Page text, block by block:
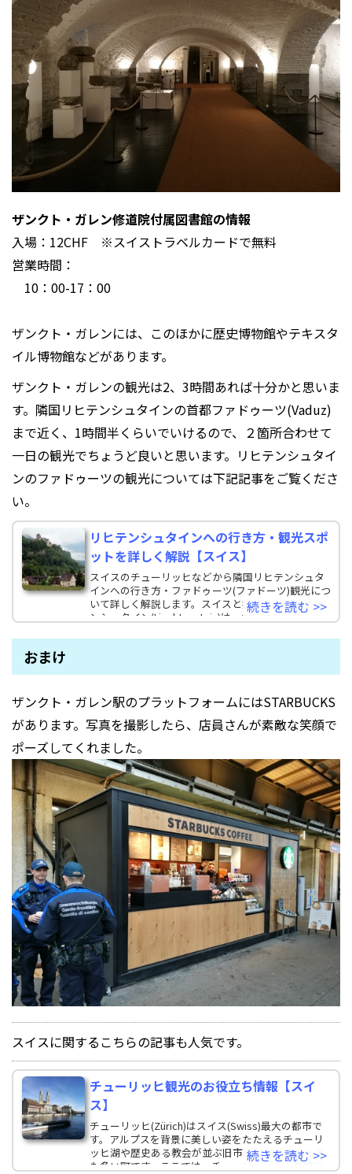
ザンクト・ガレン修道院付属図書館の情報
入場：12CHF ※スイストラベルカードで無料
営業時間：
10：00-17：00
ザンクト・ガレンには、このほかに歴史博物館やテキスタ
イル博物館などがあります。
ザンクト・ガレンの観光は2、3時間あれば十分かと思いま
す。隣国リヒテンシュタインの首都ファドゥーツ(Vaduz)
まで近く、1時間半くらいでいけるので、２箇所合わせて
一日の観光でちょうど良いと思います。リヒテンシュタイ
ンのファドゥーツの観光については下記記事をご覧くださ
い。
リヒテンシュタインへの行き方・観光スポ
ットを詳しく解説【スイス】
スイスのチューリッヒなどから隣国リヒテンシュタ
インへの行き方・ファドゥーツ(ファドーツ)観光につ
いて詳しく解説します。スイスと接する小国リヒテ
ンシュタイン(Liechtenstein)は、カリオストロ
続きを読む >>
おまけ
ザンクト・ガレン駅のプラットフォームにはSTARBUCKS
があります。写真を撮影したら、店員さんが素敵な笑顔で
ポーズしてくれました。
スイスに関するこちらの記事も人気です。
チューリッヒ観光のお役立ち情報【スイ
ス】
チューリッヒ(Zürich)はスイス(Swiss)最大の都市で
す。アルプスを背景に美しい姿をたたえるチューリ
ッヒ湖や歴史ある教会が並ぶ旧市街など見所のとて
も多い町です。ここでは、チューリッヒの人気観光
続きを読む >>